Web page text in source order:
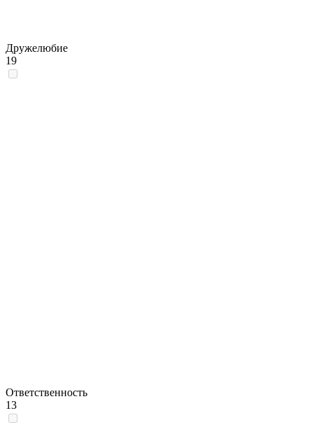
Дружелюбие
19
Ответственность
13